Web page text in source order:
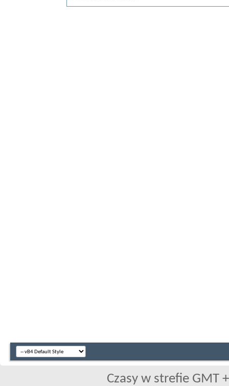
Czasy w strefie GMT